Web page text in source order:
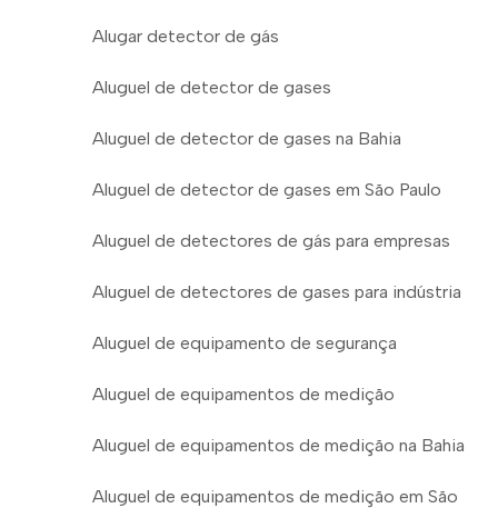
Alugar detector de gás
Aluguel de detector de gases
Aluguel de detector de gases na Bahia
Aluguel de detector de gases em São Paulo
Aluguel de detectores de gás para empresas
Aluguel de detectores de gases para indústria
Aluguel de equipamento de segurança
Aluguel de equipamentos de medição
Aluguel de equipamentos de medição na Bahia
Aluguel de equipamentos de medição em São